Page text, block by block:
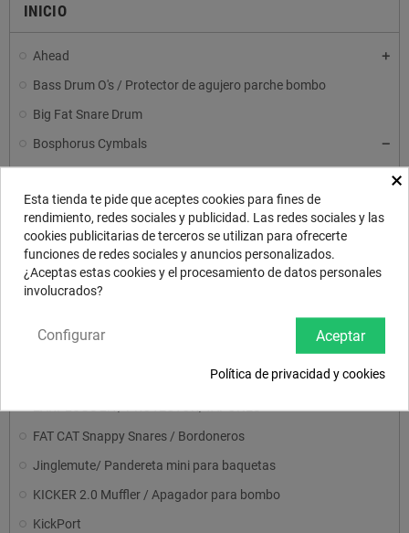
INICIO
Ahead
Bass Drum O's / Protector de agujero parche bombo
Big Fat Snare Drum
Bosphorus Cymbals
Crazy Cleaner and Polish / Limpiador para platos
Cymbal Crown Cymbal Holder / Protector de plato
Cympad / Fieltros de neopreno
DANMAR PERCUSSION / Mazas y protectores de bombo
Drum N Base / Alfombras
Dunnett Throw- Off/ Tirador para bordoneros
FAT CAT Snappy Snares / Bordoneros
Jinglemute/ Pandereta mini para baquetas
KICKER 2.0 Muffler / Apagador para bombo
KickPort
×
Esta tienda te pide que aceptes cookies para fines de
rendimiento, redes sociales y publicidad. Las redes sociales y las
cookies publicitarias de terceros se utilizan para ofrecerte
funciones de redes sociales y anuncios personalizados.
¿Aceptas estas cookies y el procesamiento de datos personales
involucrados?
Aceptar
Configurar
Política de privacidad y cookies